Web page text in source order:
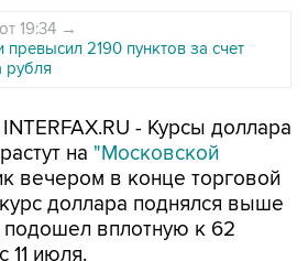
19:34 →
2190 пунктов за счет
рубля
- Курсы доллара
на "Московской
вечером в конце торговой
доллара поднялся выше
подошел вплотную к 62
11 июля.